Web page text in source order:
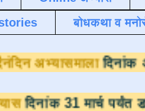
बोधकथा व
दैनंदिन
मार्च पर्यंत